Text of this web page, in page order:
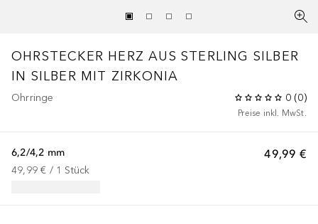
OHRSTECKER HERZ AUS STERLING SILBER
IN SILBER MIT ZIRKONIA
Ohrringe 0 (0)
Preise inkl. MwSt.
49,99 €
6,2/4,2 mm
49,99 € / 1 Stück